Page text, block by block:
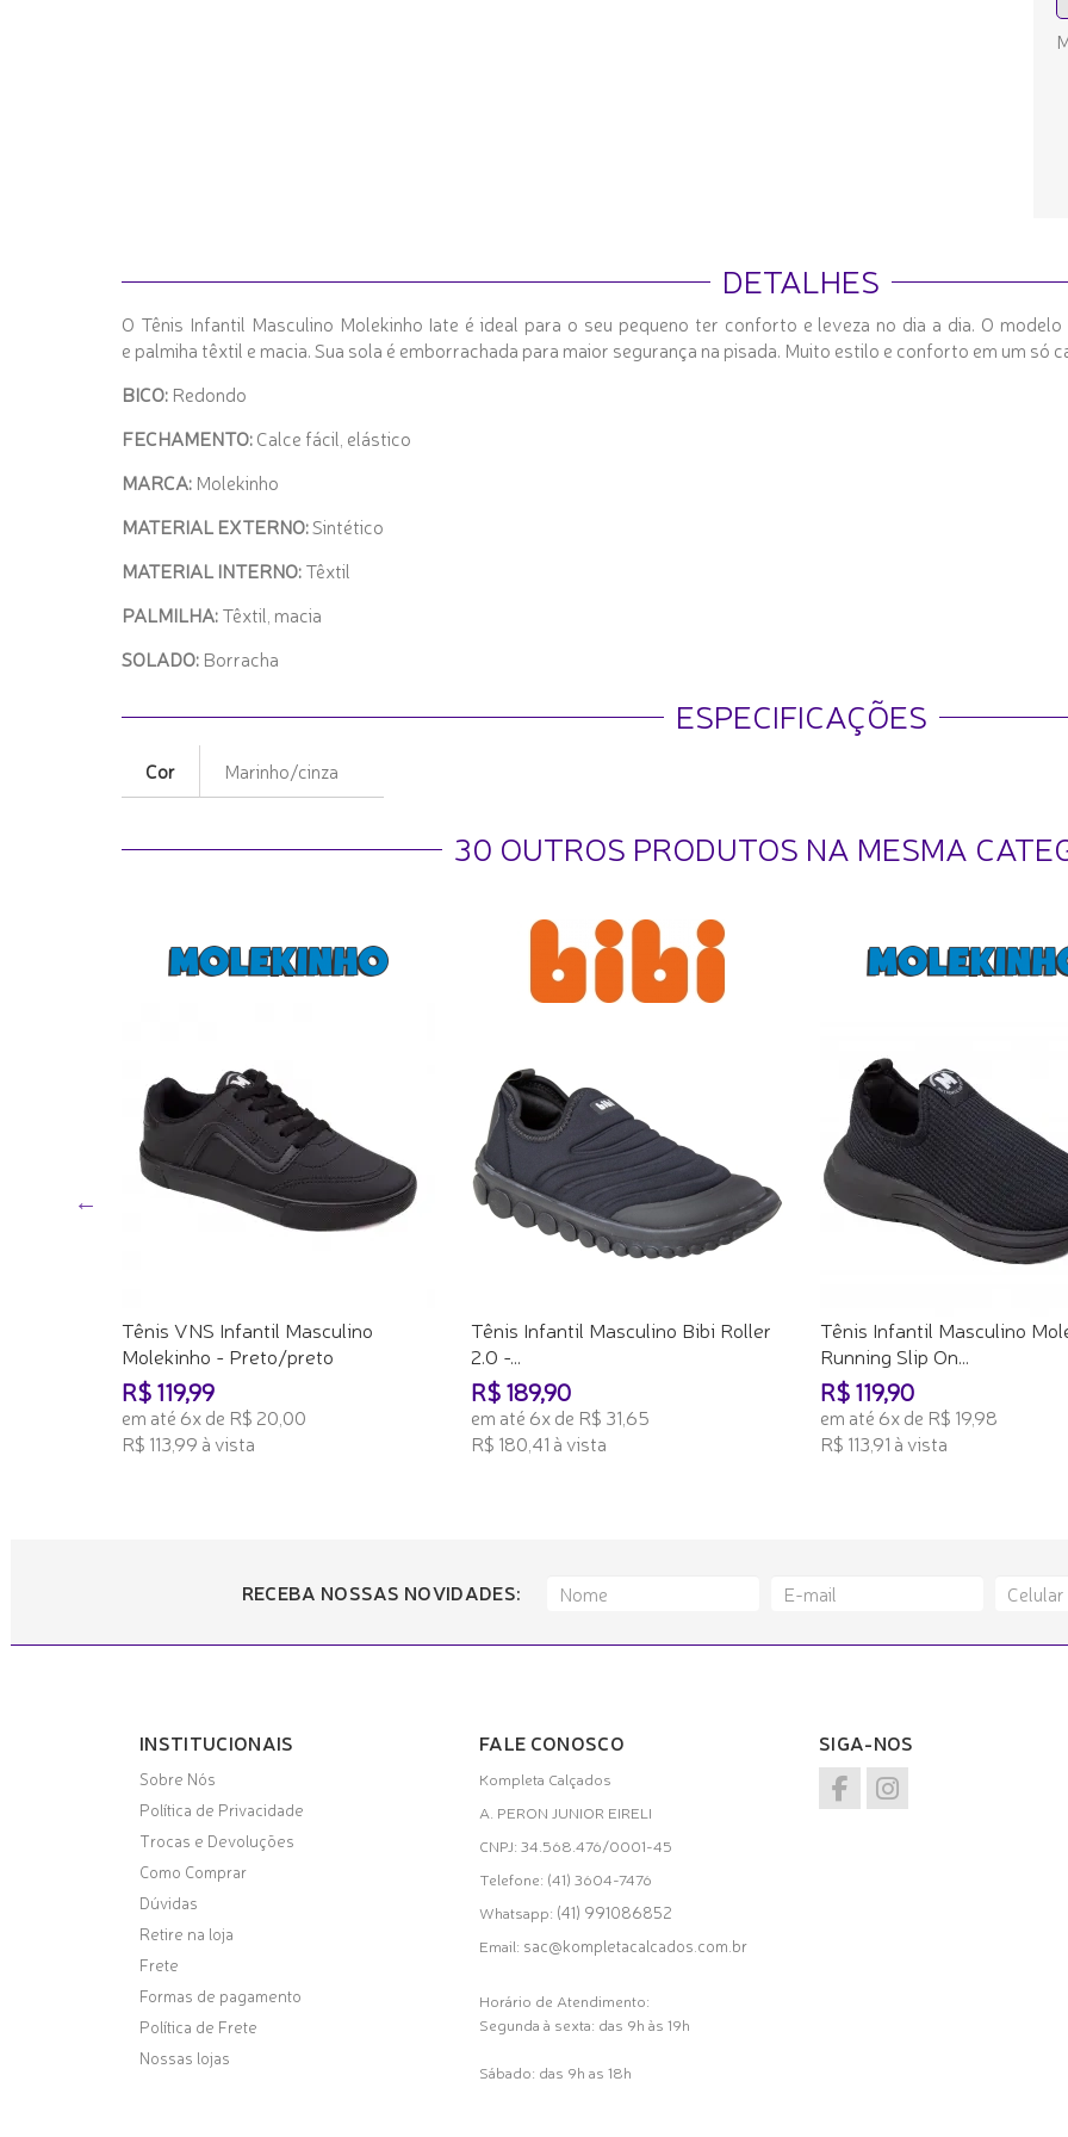
DETALHES
O Tênis Infantil Masculino Molekinho Iate é ideal para o seu pequeno ter conforto e leveza no dia a dia. O
e palmiha têxtil e macia. Sua sola é emborrachada para maior segurança na pisada. Muito estilo e conforto em um só
BICO: Redondo
FECHAMENTO:Calce fácil, elástico
MARCA: Molekinho
MATERIAL EXTERNO:Sintético
MATERIAL INTERNO:Têxtil
PALMILHA:Têxtil, macia
SOLADO: Borracha
ESPECIFICAÇÕES
Cor Marinho/cinza
30 OUTROS PRODUTOS NA MESMA
Tênis VNS Infantil Masculino
Molekinho - Preto/preto
R$ 119,99
em até 6x de R$ 20,00
R$ 113,99 à vista
Tênis Infantil Masculino Bibi Roller
2.0 -...
R$ 189,90
em até 6x de R$ 31,65
R$ 180,41 à vista
Tênis Infantil Masculino
Running Slip On...
R$ 119,90
em até 6x de R$ 19,98
R$ 113,91 à vista
RECEBA NOSSAS NOVIDADES:
INSTITUCIONAIS
Sobre Nós
Política de Privacidade
Trocas e Devoluções
Como Comprar
Dúvidas
Retire na loja
Frete
Formas de pagamento
Política de Frete
Nossas lojas
FALE CONOSCO
Kompleta Calçados
A. PERON JUNIOR EIRELI
CNPJ: 34.568.476/0001-45
Telefone: (41) 3604-7476
Whatsapp: (41) 991086852
Email: sac@kompletacalcados.com.br
Horário de Atendimento:
Segunda à sexta: das 9h às 19h
Sábado: das 9h as 18h
SIGA-NOS